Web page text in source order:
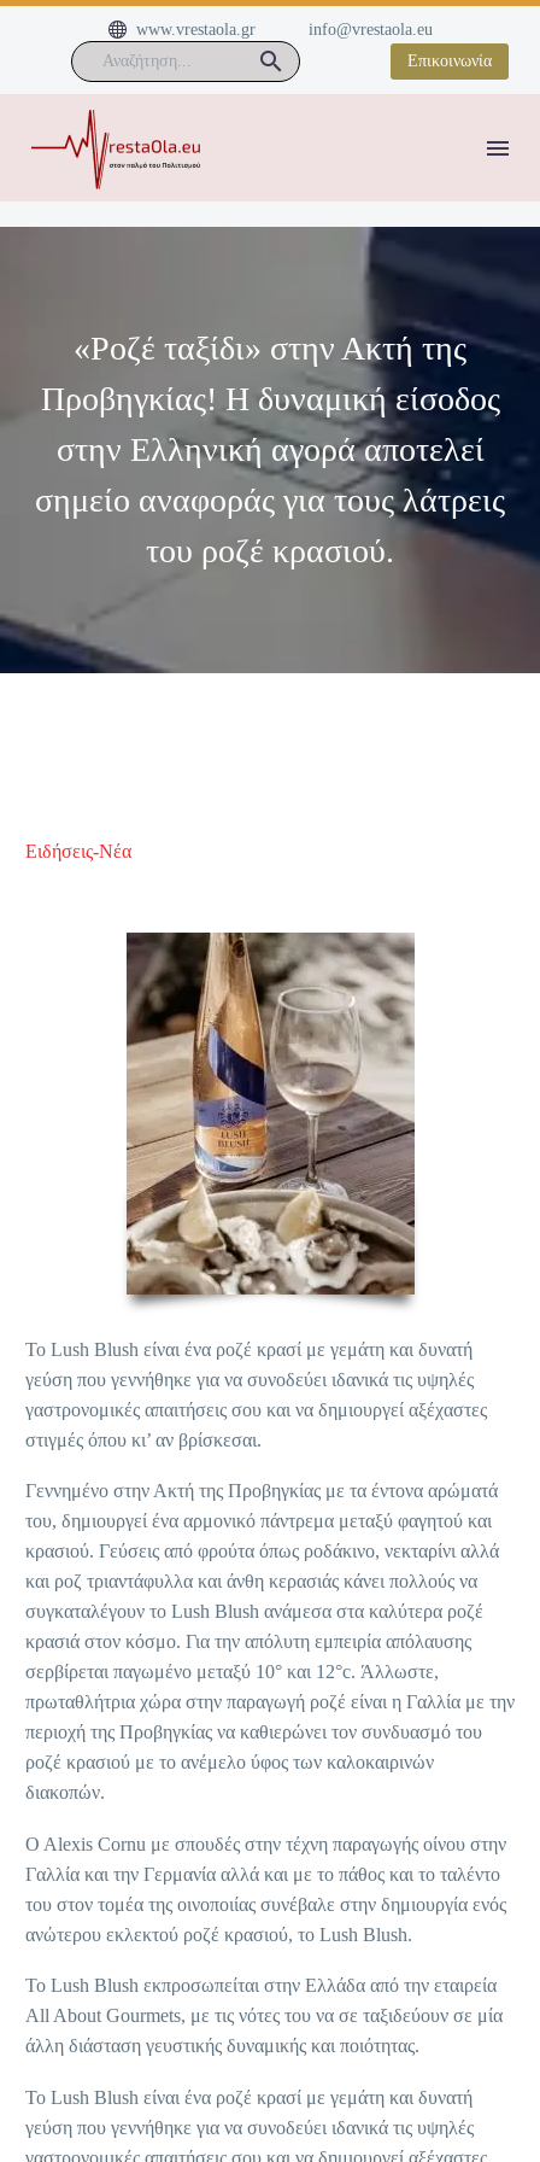

 www.vrestaola.gr
info@vrestaola.eu
Επικοινωνία
«Ροζέ ταξίδι» στην Ακτή της
Προβηγκίας! Η δυναμική είσοδος
στην Ελληνική αγορά αποτελεί
σημείο αναφοράς για τους λάτρεις
του ροζέ κρασιού.
Ειδήσεις-Νέα
Το Lush Blush είναι ένα ροζέ κρασί με γεμάτη και δυνατή
γεύση που γεννήθηκε για να συνοδεύει ιδανικά τις υψηλές
γαστρονομικές απαιτήσεις σου και να δημιουργεί αξέχαστες
στιγμές όπου κι’ αν βρίσκεσαι.
Γεννημένο στην Ακτή της Προβηγκίας με τα έντονα αρώματά
του, δημιουργεί ένα αρμονικό πάντρεμα μεταξύ φαγητού και
κρασιού. Γεύσεις από φρούτα όπως ροδάκινο, νεκταρίνι αλλά
και ροζ τριαντάφυλλα και άνθη κερασιάς κάνει πολλούς να
συγκαταλέγουν το Lush Blush ανάμεσα στα καλύτερα ροζέ
κρασιά στον κόσμο. Για την απόλυτη εμπειρία απόλαυσης
σερβίρεται παγωμένο μεταξύ 10° και 12°c. Άλλωστε,
πρωταθλήτρια χώρα στην παραγωγή ροζέ είναι η Γαλλία με την
περιοχή της Προβηγκίας να καθιερώνει τον συνδυασμό του
ροζέ κρασιού με το ανέμελο ύφος των καλοκαιρινών
διακοπών.
O Alexis Cornu με σπουδές στην τέχνη παραγωγής οίνου στην
Γαλλία και την Γερμανία αλλά και με το πάθος και το ταλέντο
του στον τομέα της οινοποιίας συνέβαλε στην δημιουργία ενός
ανώτερου εκλεκτού ροζέ κρασιού, το Lush Blush.
Το Lush Blush εκπροσωπείται στην Ελλάδα από την εταιρεία
All About Gourmets, με τις νότες του να σε ταξιδεύουν σε μία
άλλη διάσταση γευστικής δυναμικής και ποιότητας.
Το Lush Blush είναι ένα ροζέ κρασί με γεμάτη και δυνατή
γεύση που γεννήθηκε για να συνοδεύει ιδανικά τις υψηλές
γαστρονομικές απαιτήσεις σου και να δημιουργεί αξέχαστες